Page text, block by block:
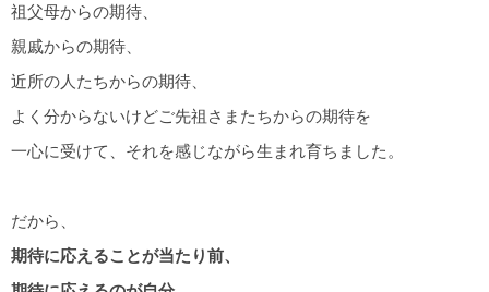
祖父母からの期待、
親戚からの期待、
近所の人たちからの期待、
よく分からないけどご先祖さまたちからの期待を
一心に受けて、それを感じながら生まれ育ちました。
だから、
期待に応えることが当たり前、